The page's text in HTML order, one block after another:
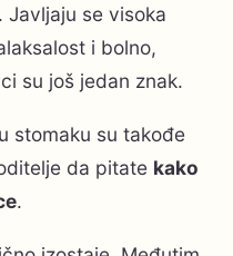
Javljaju se visoka
i bolno,
su još jedan znak.
stomaku su takođe
da pitate kako
.